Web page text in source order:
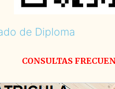
de Diploma
CONSULTAS